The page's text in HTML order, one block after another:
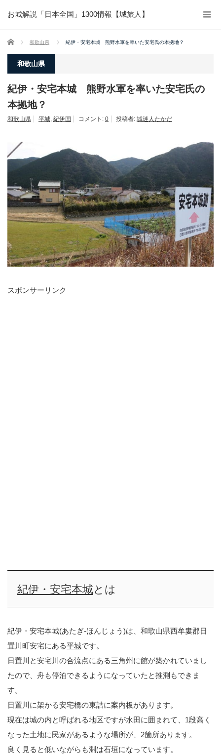
お城解説「日本全国」1300情報【城旅人】
ホーム 和歌山県 紀伊・安宅本城 熊野水軍を率いた安宅氏の本拠地？
和歌山県
紀伊・安宅本城 熊野水軍を率いた安宅氏の
本拠地？
和歌山県 平城, 紀伊国 コメント: 0 投稿者: 城迷人たかだ
スポンサーリンク
紀伊・安宅本城とは
紀伊・安宅本城(あたぎ-ほんじょう)は、和歌山県西牟婁郡日
置川町安宅にある平城です。
日置川と安宅川の合流点にある三角州に館が築かれていまし
たので、舟も停泊できるようになっていたと推測もできま
す。
日置川に架かる安宅橋の東詰に案内板があります。
現在は城の内と呼ばれる地区ですが水田に囲まれて、1段高く
なった土地に民家があるような場所が、2箇所あります。
良く見ると低いながらも淵は石垣になっています。